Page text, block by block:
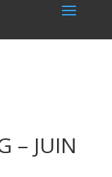
– JUIN